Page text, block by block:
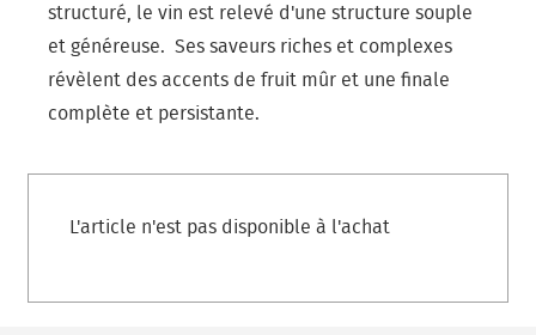
structuré, le vin est relevé d'une structure souple
et généreuse. Ses saveurs riches et complexes
révèlent des accents de fruit mûr et une finale
complète et persistante.
L'article n'est pas disponible à l'achat